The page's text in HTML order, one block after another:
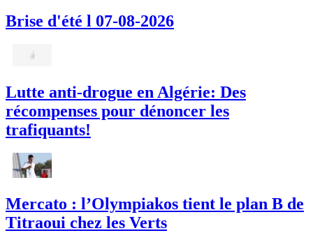
Brise d'été l 07-08-2026
Lutte anti-drogue en Algérie: Des
récompenses pour dénoncer les
trafiquants!
Mercato : l’Olympiakos tient le plan B de
Titraoui chez les Verts